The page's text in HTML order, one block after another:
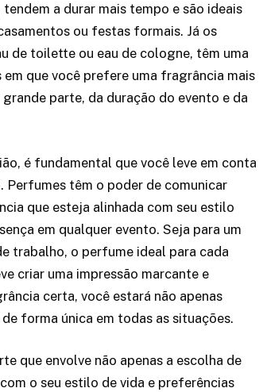
a durar mais tempo e são ideais
ou festas formais. Já os
de toilette ou eau de cologne, têm uma
que você prefere uma fragrância mais
parte, da duração do evento e da
é fundamental que você leve em conta
Perfumes têm o poder de comunicar
que esteja alinhada com seu estilo
em qualquer evento. Seja para um
trabalho, o perfume ideal para cada
criar uma impressão marcante e
certa, você estará não apenas
forma única em todas as situações.
que envolve não apenas a escolha de
o seu estilo de vida e preferências